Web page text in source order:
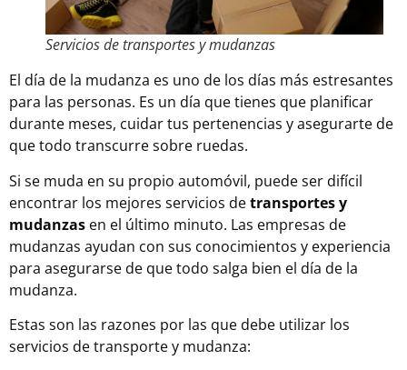
Servicios de transportes y mudanzas
El día de la mudanza es uno de los días más estresantes
para las personas. Es un día que tienes que planificar
durante meses, cuidar tus pertenencias y asegurarte de
que todo transcurre sobre ruedas.
Si se muda en su propio automóvil, puede ser difícil
encontrar los mejores servicios detransportes y
mudanzas en el último minuto. Las empresas de
mudanzas ayudan con sus conocimientos y experiencia
para asegurarse de que todo salga bien el día de la
mudanza.
Estas son las razones por las que debe utilizar los
servicios de transporte y mudanza: